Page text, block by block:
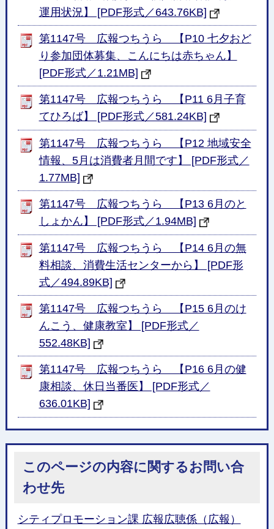
運用状況】 [PDF形式／643.76KB]
第1147号 広報つちうら 【P10 七夕おど
り参加団体募集、こんにちは赤ちゃん】
[PDF形式／1.21MB]
第1147号 広報つちうら 【P11 6月子育
てひろば】 [PDF形式／581.24KB]
第1147号 広報つちうら 【P12 地域安全
情報、5月は消費者月間です】 [PDF形式／
1.77MB]
第1147号 広報つちうら 【P13 6月のと
しょかん】 [PDF形式／1.94MB]
第1147号 広報つちうら 【P14 6月の無
料相談、消費生活センターから】 [PDF形
式／494.89KB]
第1147号 広報つちうら 【P15 6月のけ
んこう、健康教室】 [PDF形式／
552.48KB]
第1147号 広報つちうら 【P16 6月の健
康相談、休日当番医】 [PDF形式／
636.01KB]
このページの内容に関するお問い合
わせ先
シティプロモーション課 広報広聴係（広報）